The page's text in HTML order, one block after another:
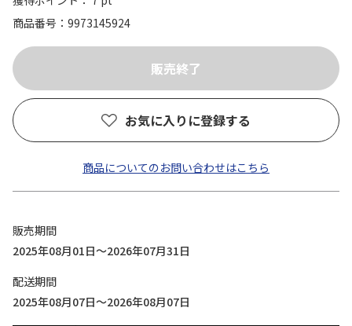
商品番号
9973145924
お気に入りに登録する
商品についてのお問い合わせはこちら
販売期間
2025年08月01日～2026年07月31日
配送期間
2025年08月07日～2026年08月07日